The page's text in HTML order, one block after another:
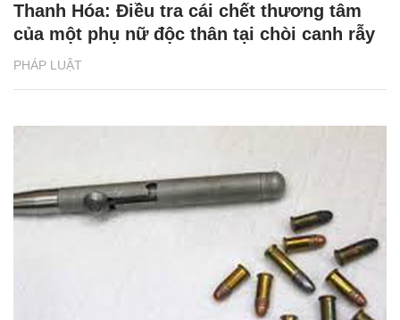
PHÁP LUẬT
Thanh Hóa: Điều tra cái chết thương tâm
của một phụ nữ độc thân tại chòi canh rẫy